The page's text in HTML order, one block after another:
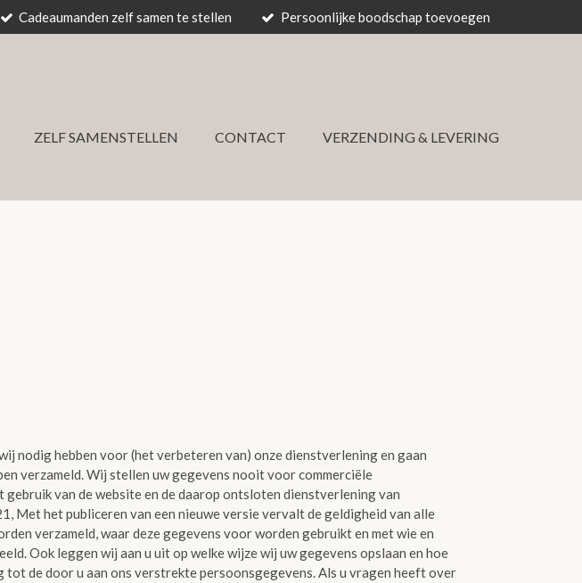
Cadeaumanden zelf samen te stellen Persoonlijke boodschap toevoegen
ZELF SAMENSTELLEN CONTACT VERZENDING & LEVERING
nodig hebben voor (het verbeteren van) onze dienstverlening en gaan
verzameld. Wij stellen uw gegevens nooit voor commerciële
van de website en de daarop ontsloten dienstverlening van
Met het publiceren van een nieuwe versie vervalt de geldigheid van alle
verzameld, waar deze gegevens voor worden gebruikt en met wie en
Ook leggen wij aan u uit op welke wijze wij uw gegevens opslaan en hoe
de door u aan ons verstrekte persoonsgegevens. Als u vragen heeft over